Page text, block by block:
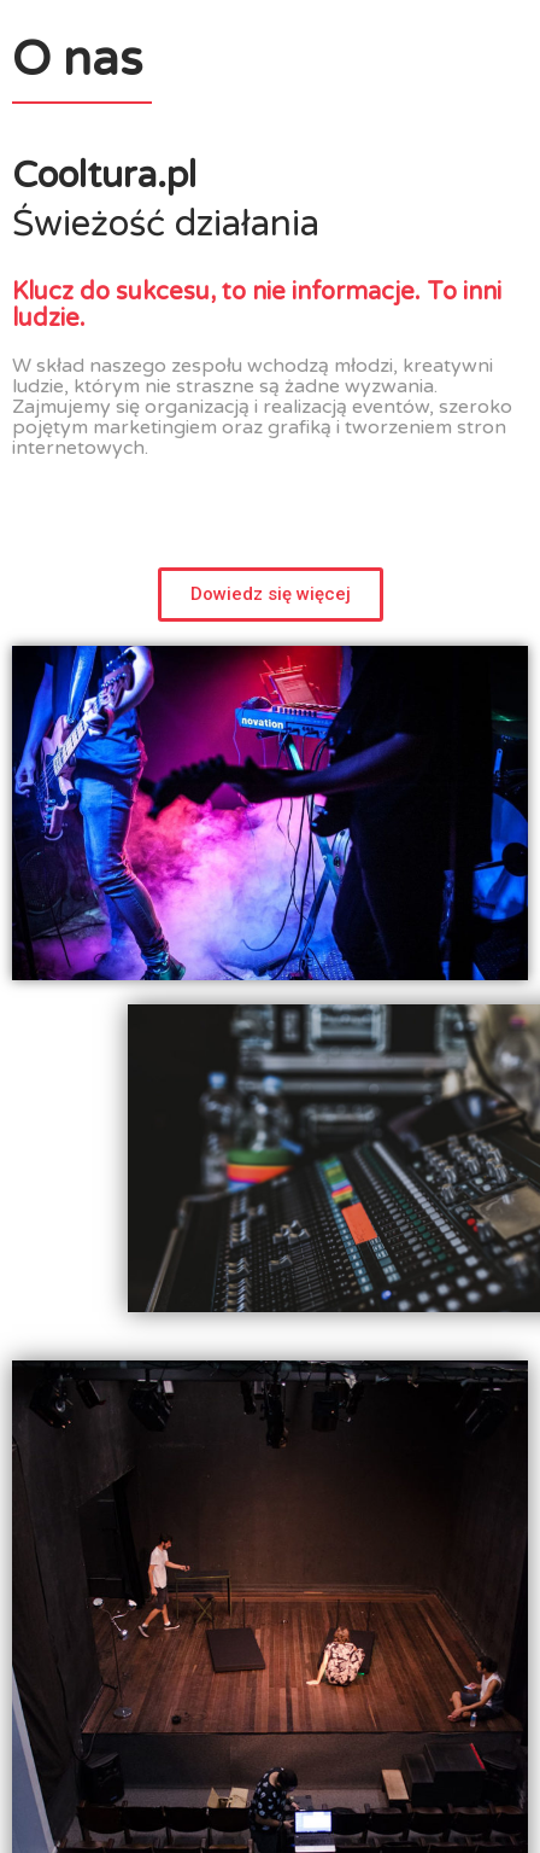
O nas
Cooltura.pl
Świeżość działania
Klucz do sukcesu, to nie informacje. To inni
ludzie.
W skład naszego zespołu wchodzą młodzi, kreatywni
ludzie, którym nie straszne są żadne wyzwania.
Zajmujemy się organizacją i realizacją eventów, szeroko
pojętym marketingiem oraz grafiką i tworzeniem stron
internetowych.
Dowiedz się więcej